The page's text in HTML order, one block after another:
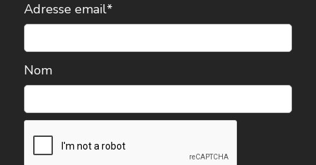
Adresse email*
Nom